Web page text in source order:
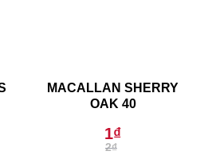
MACALLAN SHERRY
OAK 40
2₫
1₫